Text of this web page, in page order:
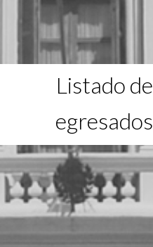
Listado de
egresados